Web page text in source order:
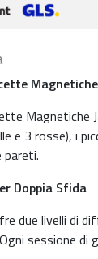
e 3 rosse), i
pareti.
Doppia Sfida
due livelli di
sessione